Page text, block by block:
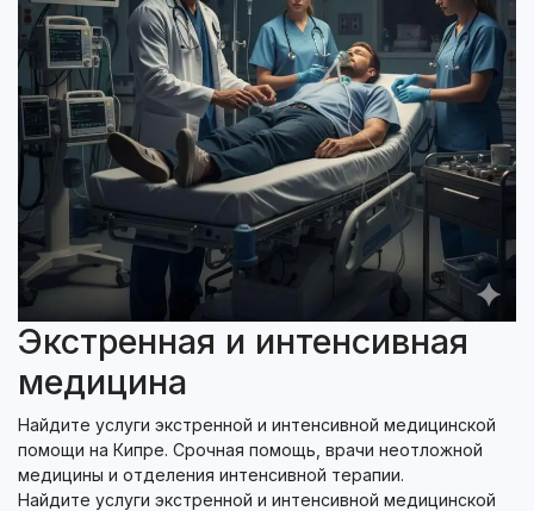
Экстренная и интенсивная
медицина
Найдите услуги экстренной и интенсивной медицинской
помощи на Кипре. Срочная помощь, врачи неотложной
медицины и отделения интенсивной терапии.
Найдите услуги экстренной и интенсивной медицинской